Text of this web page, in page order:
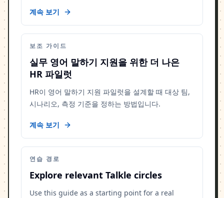
계속 보기
보조 가이드
실무 영어 말하기 지원을 위한 더 나은
HR 파일럿
HR이 영어 말하기 지원 파일럿을 설계할 때 대상 팀,
시나리오, 측정 기준을 정하는 방법입니다.
계속 보기
연습 경로
Explore relevant Talkle circles
Use this guide as a starting point for a real